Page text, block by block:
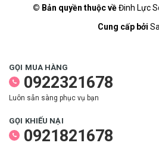
© Bản quyền thuộc vềĐinh Lực
Cung cấp bởi
GỌI MUA HÀNG
0922321678
Luôn sẵn sàng phục vụ bạn
GỌI KHIẾU NẠI
0921821678